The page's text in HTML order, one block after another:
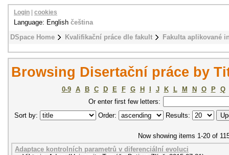
DSpace Home Kvalifikační práce dle fakult Fakulta aplikované
Login cookies
Language: English čeština
Browsing Disertační práce by
0-9 A B C D E F G H J K L M N O P
Q
Or enter first few letters:
Sort by:
Order: Results:
Now showing items 1-20 of
Adaptace kontrolních parametrů v diferenciální evoluci